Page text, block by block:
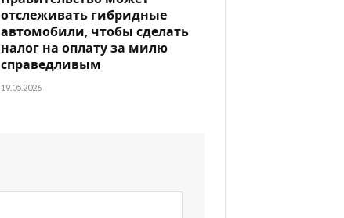
отслеживать гибридные
автомобили, чтобы сделать
налог на оплату за милю
справедливым
19.05.2026